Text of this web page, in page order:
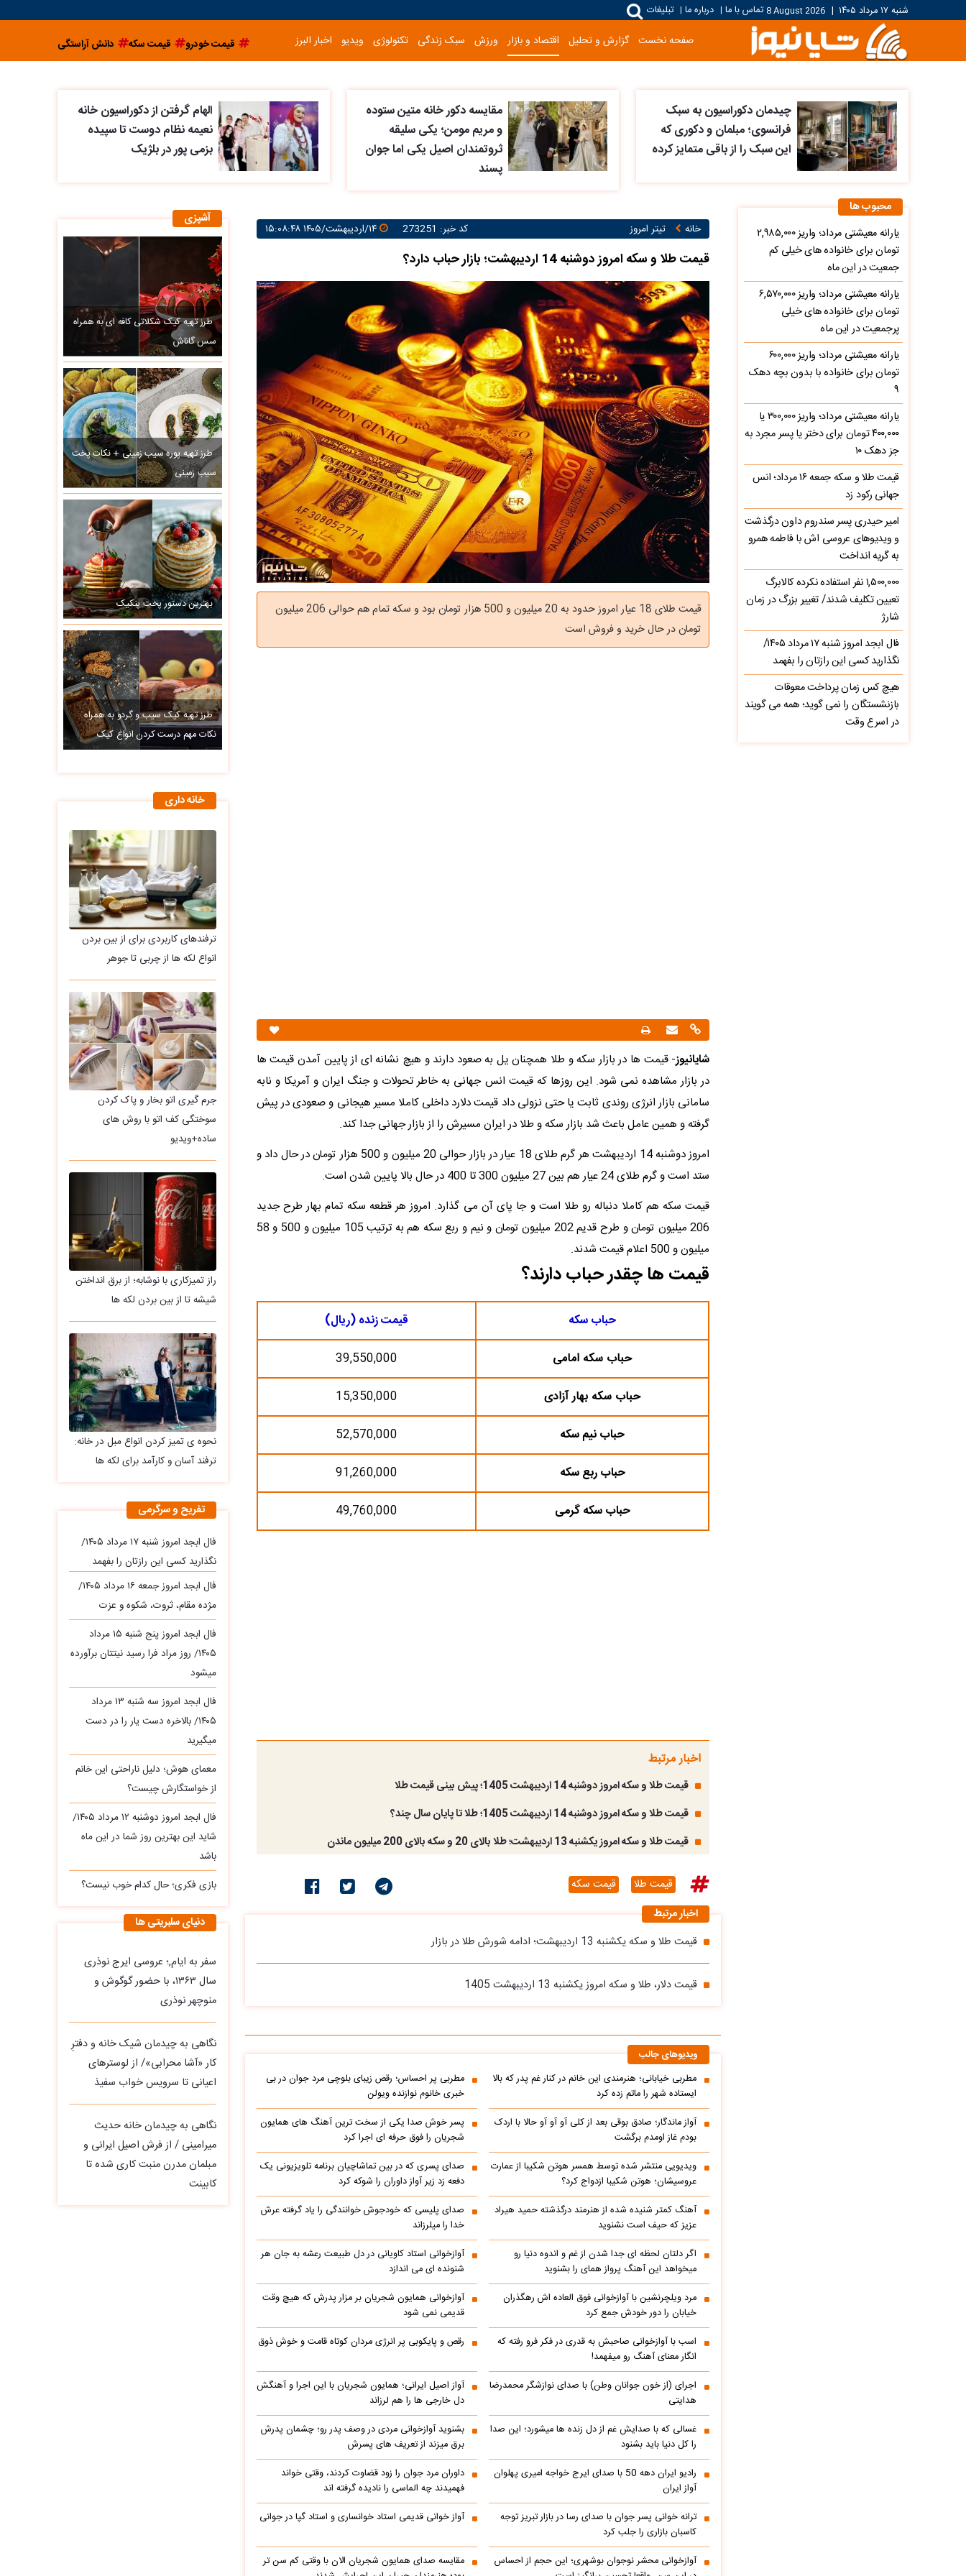
شنبه ۱۷ مرداد ۱۴۰۵ |
8 August 2026تماس با ما | درباره ما | تبلیغات
صفحه نخست گزارش و تحلیل اقتصاد و بازار ورزش سبک زندگی تکنولوژی ویدیو اخبار البرز قیمت خودرو قیمت سکه دانش آراستگی
چیدمان دکوراسیون به سبک
فرانسوی؛ مبلمان و دکوری که
این سبک را از باقی متمایز کرده
مقایسه دکور خانه متین ستوده
و مریم مومن؛ یکی سلیقه
ثروتمندان اصیل یکی اما جوان
پسند
الهام گرفتن از دکوراسیون خانه
نعیمه نظام دوست تا سپیده
بزمی پور در بلژیک
خانه تیتر امروز کد خبر: 273251 ۱۴/اردیبهشت/۱۴۰۵ ۱۵:۰۸:۴۸
قیمت طلا و سکه امروز دوشنبه 14 اردیبهشت؛ بازار حباب دارد؟
قیمت طلای 18 عیار امروز حدود به 20 میلیون و 500 هزار تومان بود و سکه تمام هم حوالی 206 میلیون
تومان در حال خرید و فروش است
شایانیوز- قیمت ها در بازار سکه و طلا همچنان یل به صعود دارند و هیچ نشانه ای از پایین آمدن قیمت ها
در بازار مشاهده نمی شود. این روزها که قیمت انس جهانی به خاطر تحولات و جنگ ایران و آمریکا و نابه
سامانی بازار انرژی روندی ثابت یا حتی نزولی داد قیمت دلارد داخلی کاملا مسیر هیجانی و صعودی در پیش
گرفته و همین عامل باعث شد بازار سکه و طلا در ایران مسیرش را از بازار جهانی جدا کند.
امروز دوشنبه 14 اردیبهشت هر گرم طلای 18 عیار در بازار حوالی 20 میلیون و 500 هزار تومان در حال داد و
ستد است و گرم طلای 24 عیار هم بین 27 میلیون 300 تا 400 در حال بالا پایین شدن است.
قیمت سکه هم کاملا دنباله رو طلا است و جا پای آن می گذارد. امروز هر قطعه سکه تمام بهار طرح جدید
206 میلیون تومان و طرح قدیم 202 میلیون تومان و نیم و ربع سکه هم به ترتیب 105 میلیون و 500 و 58
میلیون و 500 اعلام قیمت شدند.
قیمت ها چقدر حباب دارند؟
حباب سکه
قیمت زنده (ریال)
حباب سکه امامی
39,550,000
حباب سکه بهار آزادی
15,350,000
حباب نیم سکه
52,570,000
حباب ربع سکه
91,260,000
حباب سکه گرمی
49,760,000
اخبار مرتبط
قیمت طلا و سکه امروز دوشنبه 14 اردیبهشت 1405؛ پیش بینی قیمت طلا
قیمت طلا و سکه امروز دوشنبه 14 اردیبهشت 1405؛ طلا تا پایان سال چند؟
قیمت طلا و سکه امروز یکشنبه 13 اردیبهشت؛ طلا بالای 20 و سکه بالای 200 میلیون ماندن
قیمت طلا
قیمت سکه
اخبار مرتبط
قیمت طلا و سکه یکشنبه 13 اردیبهشت؛ ادامه شورش طلا در بازار
قیمت دلار، طلا و سکه امروز یکشنبه 13 اردیبهشت 1405
ویدیوهای جالب
مطربی خیابانی؛ هنرمندی این خانم در کنار غم پدر که بالا
ایستاده شهر را ماتم زده کرد
مطربی پر احساس؛ رقص زیبای بلوچی مرد جوان در بی
خبری خانوم نوازنده ویولن
آواز ماندگار؛ صادق بوقی بعد از کلی آو آو آو حالا با اردک
بودم غاز اومدم برگشت
پسر خوش صدا یکی از سخت ترین آهنگ های همایون
شجریان را فوق حرفه ای اجرا کرد
ویدیویی منتشر شده توسط همسر هوتن شکیبا از عمارت
عروسیشان؛ هوتن شکیبا ازدواج کرد؟
صدای پسری که در بین تماشاچیان برنامه تلویزیونی یک
دفعه زد زیر آواز داوران را شوکه کرد
آهنگ کمتر شنیده شده از هنرمند درگذشته حمید هیراد
عزیز که حیف است نشنوید
صدای پلیسی که خودجوش خوانندگی را یاد گرفته عرش
خدا را میلرزاند
اگر دلتان لحظه ای جدا شدن از غم و اندوه دنیا رو
میخواهد این آهنگ پرواز همای را بشنوید
آوازخوانی استاد کاویانی در دل طبیعت رعشه به جان هر
شنونده ای می اندازد
مرد ویلچرنشین با آوازخوانی فوق العاده اش رهگذران
خیابان را دور خودش جمع کرد
آوازخوانی همایون شجریان بر مزار پدرش که هیچ وقت
قدیمی نمی شود
اسب با آوازخوانی صاحبش به قدری در فکر فرو رفته که
انگار معنای آهنگ رو میفهمد!
رقص و پایکوبی پر انرژی مردان کوتاه قامت و خوش ذوق
اجرای (از خون جوانان وطن) با صدای نوازشگر محمدرضا
هدایتی
آواز اصیل ایرانی؛ همایون شجریان با این اجرا و آهنگش
دل خارجی ها را هم لرزاند
غسالی که با صدایش غم از دل زنده ها میشورد؛ این صدا
را کل دنیا باید بشنود
بشنوید آوازخوانی مردی در وصف پدر رو؛ چشمان پدرش
برق میزند از تعریف های پسرش
رادیو ایران دهه 50 با صدای ایرج خواجه امیری پهلوان
آواز ایران
داوران مرد جوان را زود قضاوت کردند، وقتی خواند
فهمیدند چه الماسی را نادیده گرفته اند
ترانه خوانی پسر جوان با صدای رسا در بازار تبریز توجه
کاسبان بازاری را جلب کرد
آواز خوانی قدیمی استاد خوانساری و استاد گپا در جوانی
آوازخوانی محشر نوجوان بوشهری؛ این حجم از احساس
مقایسه صدای همایون شجریان الان با وقتی کم سن تر
آشپزی
طرز تهیه کیک شکلاتی کافه ای به همراه
سس گاناش
طرز تهیه پوره سیب زمینی + نکات پخت
سیب زمینی
بهترین دستور پخت پنکیک
طرز تهیه کیک سیب و گردو به همراه
نکات مهم درست کردن انواع کیک
خانه داری
ترفندهای کاربردی برای از بین بردن
انواع لکه ها از چربی تا جوهر
جرم گیری اتو بخار و پاک کردن
سوختگی کف اتو با روش های
ساده+ویدیو
راز تمیزکاری با نوشابه؛ از برق انداختن
شیشه تا از بین بردن لکه ها
نحوه ی تمیز کردن انواع مبل در خانه:
ترفند آسان و کارآمد برای لکه ها
تفریح و سرگرمی
فال ابجد امروز شنبه ۱۷ مرداد ۱۴۰۵/
نگذارید کسی این رازتان را بفهمد
فال ابجد امروز جمعه ۱۶ مرداد ۱۴۰۵/
مژده مقام، ثروت، شکوه و عزت
فال ابجد امروز پنج شنبه ۱۵ مرداد
۱۴۰۵/ روز مراد فرا رسید نیتتان برآورده
میشود
فال ابجد امروز سه‌ شنبه ۱۳ مرداد
۱۴۰۵/ بالاخره دست یار را در دست
میگیرید
معمای هوش؛ دلیل ناراحتی این خانم
از خواستگارش چیست؟
فال ابجد امروز دوشنبه ۱۲ مرداد ۱۴۰۵/
شاید این بهترین روز شما در این ماه
باشد
بازی فکری؛ حال کدام خوب نیست؟
دنیای سلبریتی ها
سفر به ایام,؛ عروسی ایرج نوذری
سال ۱۳۶۳، با حضور گوگوش و
منوچهر نوذری
نگاهی به چیدمان شیک خانه و دفترِ
کار «آشا محرابی»/ از لوسترهای
اعیانی تا سرویس خواب سفیذ
نگاهی به چیدمان خانه حدیث
میرامینی / از فرش اصیل ایرانی و
مبلمان مدرن منبت‌ کاری‌ شده تا
کابینت
محبوب ها
یارانه معیشتی مرداد؛ واریز ۲,۹۸۵,۰۰۰
تومان برای خانواده های خیلی کم
جمعیت در این ماه
یارانه معیشتی مرداد؛ واریز ۶,۵۷۰,۰۰۰
تومان برای خانواده های خیلی
پرجمعیت در این ماه
یارانه معیشتی مرداد؛ واریز ۶۰۰,۰۰۰
تومان برای خانواده با بدون بچه دهک
۹
یارانه معیشتی مرداد؛ واریز ۳۰۰,۰۰۰ یا
۴۰۰,۰۰۰ تومان برای دختر یا پسر مجرد به
جز دهک ۱۰
قیمت طلا و سکه جمعه ۱۶ مرداد؛ انس
جهانی رکود زد
امیر حیدری پسر سندروم داون درگذشت
و ویدیوهای عروسی اش با فاطمه همرو
به گریه انداخت
۱,۵۰۰,۰۰۰ نفر استفاده نکرده کالابرگ
تعیین تکلیف شدند/ تغییر بزرگ در زمان
شارژ
فال ابجد امروز شنبه ۱۷ مرداد ۱۴۰۵/
نگذارید کسی این رازتان را بفهمد
هیچ کس زمان پرداخت معوقات
بازنشستگان را نمی گوید؛ همه می گویند
در اسرع وقت